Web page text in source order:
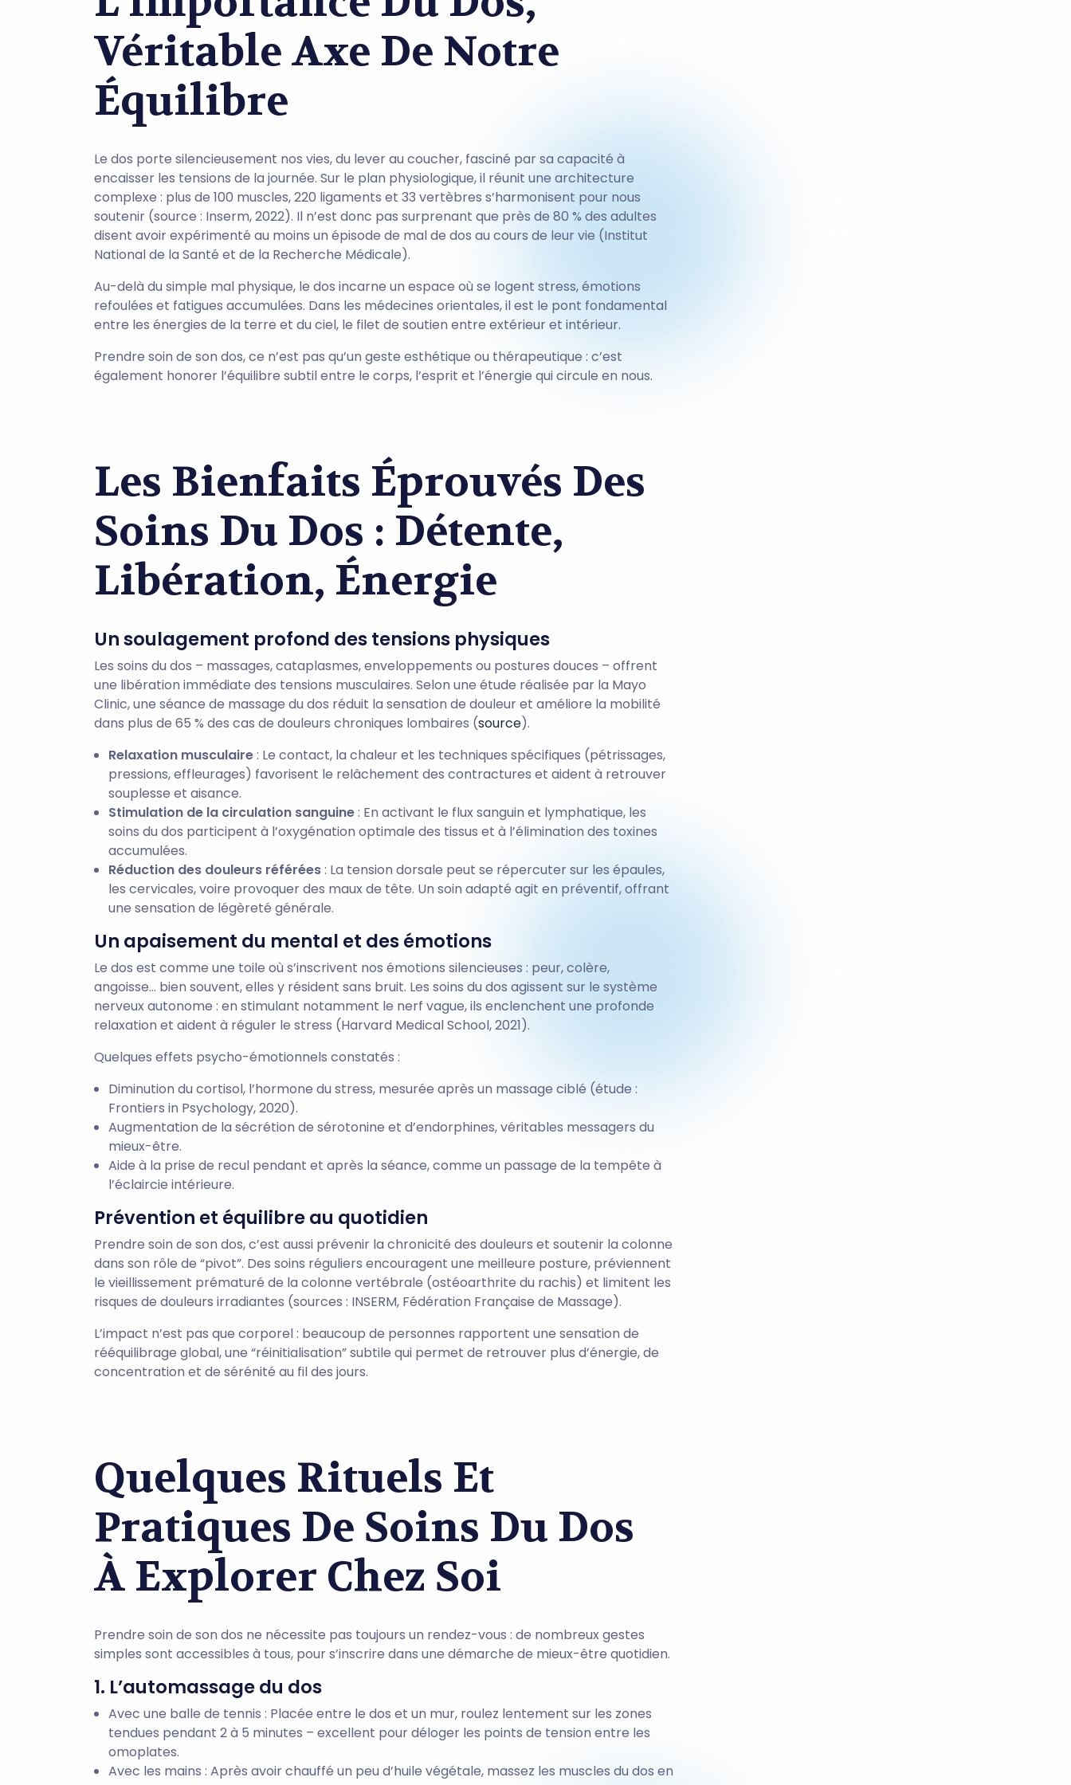
Véritable Axe De Notre
Équilibre
Le dos porte silencieusement nos vies, du lever au coucher, fasciné par sa capacité à
encaisser les tensions de la journée. Sur le plan physiologique, il réunit une architecture
complexe : plus de 100 muscles, 220 ligaments et 33 vertèbres s’harmonisent pour nous
soutenir (source : Inserm, 2022). Il n’est donc pas surprenant que près de 80 % des adultes
disent avoir expérimenté au moins un épisode de mal de dos au cours de leur vie (Institut
National de la Santé et de la Recherche Médicale).
Au-delà du simple mal physique, le dos incarne un espace où se logent stress, émotions
refoulées et fatigues accumulées. Dans les médecines orientales, il est le pont fondamental
entre les énergies de la terre et du ciel, le filet de soutien entre extérieur et intérieur.
Prendre soin de son dos, ce n’est pas qu’un geste esthétique ou thérapeutique : c’est
également honorer l’équilibre subtil entre le corps, l’esprit et l’énergie qui circule en nous.
Les Bienfaits Éprouvés Des
Soins Du Dos : Détente,
Libération, Énergie
Un soulagement profond des tensions physiques
Les soins du dos – massages, cataplasmes, enveloppements ou postures douces – offrent
une libération immédiate des tensions musculaires. Selon une étude réalisée par la Mayo
Clinic, une séance de massage du dos réduit la sensation de douleur et améliore la mobilité
dans plus de 65 % des cas de douleurs chroniques lombaires (source).
Relaxation musculaire: Le contact, la chaleur et les techniques spécifiques (pétrissages,
pressions, effleurages) favorisent le relâchement des contractures et aident à retrouver
souplesse et aisance.
Stimulation de la circulation sanguine: En activant le flux sanguin et lymphatique, les
soins du dos participent à l’oxygénation optimale des tissus et à l’élimination des toxines
accumulées.
Réduction des douleurs référées: La tension dorsale peut se répercuter sur les épaules,
les cervicales, voire provoquer des maux de tête. Un soin adapté agit en préventif, offrant
une sensation de légèreté générale.
Un apaisement du mental et des émotions
Le dos est comme une toile où s’inscrivent nos émotions silencieuses : peur, colère,
angoisse… bien souvent, elles y résident sans bruit. Les soins du dos agissent sur le système
nerveux autonome : en stimulant notamment le nerf vague, ils enclenchent une profonde
relaxation et aident à réguler le stress (Harvard Medical School, 2021).
Quelques effets psycho-émotionnels constatés :
Diminution du cortisol, l’hormone du stress, mesurée après un massage ciblé (étude :
Frontiers in Psychology, 2020).
Augmentation de la sécrétion de sérotonine et d’endorphines, véritables messagers du
mieux-être.
Aide à la prise de recul pendant et après la séance, comme un passage de la tempête à
l’éclaircie intérieure.
Prévention et équilibre au quotidien
Prendre soin de son dos, c’est aussi prévenir la chronicité des douleurs et soutenir la colonne
dans son rôle de “pivot”. Des soins réguliers encouragent une meilleure posture, préviennent
le vieillissement prématuré de la colonne vertébrale (ostéoarthrite du rachis) et limitent les
risques de douleurs irradiantes (sources : INSERM, Fédération Française de Massage).
L’impact n’est pas que corporel : beaucoup de personnes rapportent une sensation de
rééquilibrage global, une “réinitialisation” subtile qui permet de retrouver plus d’énergie, de
concentration et de sérénité au fil des jours.
Quelques Rituels Et
Pratiques De Soins Du Dos
À Explorer Chez Soi
Prendre soin de son dos ne nécessite pas toujours un rendez-vous : de nombreux gestes
simples sont accessibles à tous, pour s’inscrire dans une démarche de mieux-être quotidien.
1. L’automassage du dos
Avec une balle de tennis : Placée entre le dos et un mur, roulez lentement sur les zones
tendues pendant 2 à 5 minutes – excellent pour déloger les points de tension entre les
omoplates.
Avec les mains : Après avoir chauffé un peu d’huile végétale, massez les muscles du dos en